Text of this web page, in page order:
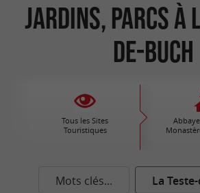
Jardins, Parcs à
de-Buch
Tous les Sites
Touristiques
Mots clés... La